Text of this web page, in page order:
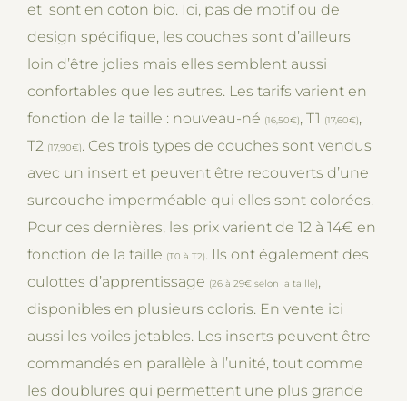
et sont en coton bio. Ici, pas de motif ou de
design spécifique, les couches sont d’ailleurs
loin d’être jolies mais elles semblent aussi
confortables que les autres. Les tarifs varient en
fonction de la taille : nouveau-né (16,50€), T1 (17,60€),
T2 (17,90€). Ces trois types de couches sont vendus
avec un insert et peuvent être recouverts d’une
surcouche imperméable qui elles sont colorées.
Pour ces dernières, les prix varient de 12 à 14€ en
fonction de la taille (T0 à T2). Ils ont également des
culottes d’apprentissage (26 à 29€ selon la taille),
disponibles en plusieurs coloris. En vente ici
aussi les voiles jetables. Les inserts peuvent être
commandés en parallèle à l’unité, tout comme
les doublures qui permettent une plus grande